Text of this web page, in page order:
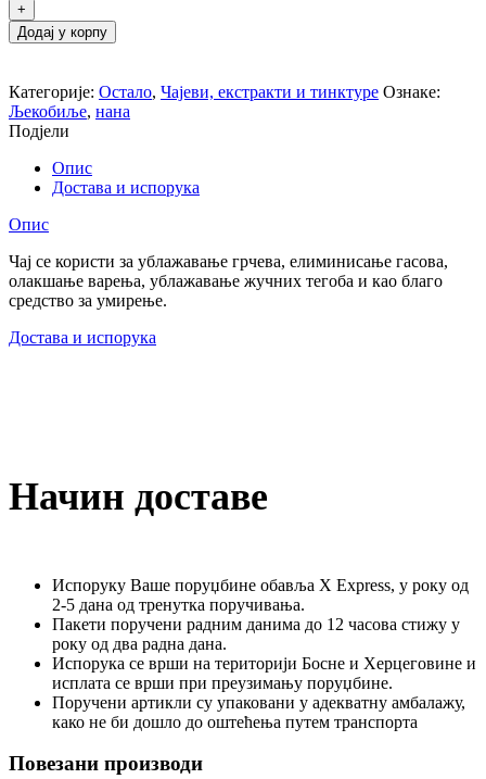
Додај у корпу
Категорије: Остало, Чајеви, екстракти и тинктуре Ознаке:
Љекобиље, нана
Подјели
Опис
Достава и испорука
Опис
Чај се користи за ублажавање грчева, елиминисање гасова,
олакшање варења, ублажавање жучних тегоба и као благо
средство за умирење.
Достава и испорука
Начин доставе
Испоруку Ваше поруџбине обавља X Express, у року од
2-5 дана од тренутка поручивања.
Пакети поручени радним данима до 12 часова стижу у
року од два радна дана.
Испорука се врши на територији Босне и Херцеговине и
исплата се врши при преузимању поруџбине.
Поручени артикли су упаковани у адекватну амбалажу,
како не би дошло до оштећења путем транспорта
Повезани производи